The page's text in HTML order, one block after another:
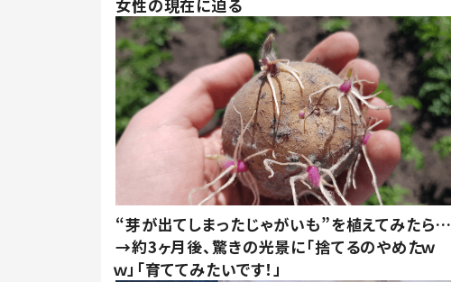
女性の現在に迫る
“芽が出てしまったじゃがいも”を植えてみたら…
→約3ヶ月後、驚きの光景に「捨てるのやめたｗ
ｗ」「育ててみたいです！」